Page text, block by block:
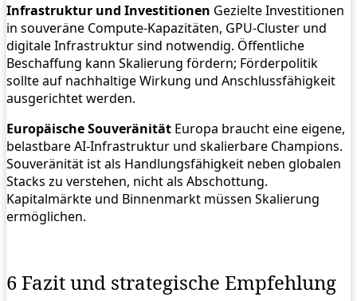
Infrastruktur und Investitionen Gezielte Investitionen
in souveräne Compute‑Kapazitäten, GPU‑Cluster und
digitale Infrastruktur sind notwendig. Öffentliche
Beschaffung kann Skalierung fördern; Förderpolitik
sollte auf nachhaltige Wirkung und Anschlussfähigkeit
ausgerichtet werden.
Europäische Souveränität Europa braucht eine eigene,
belastbare AI‑Infrastruktur und skalierbare Champions.
Souveränität ist als Handlungsfähigkeit neben globalen
Stacks zu verstehen, nicht als Abschottung.
Kapitalmärkte und Binnenmarkt müssen Skalierung
ermöglichen.
6 Fazit und strategische Empfehlung